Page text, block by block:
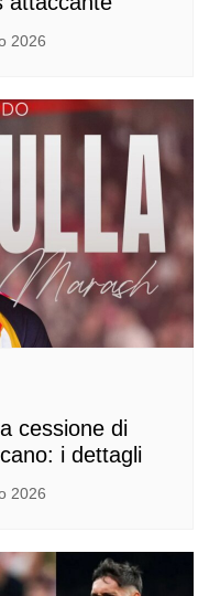
2026
cessione di
i dettagli
2026